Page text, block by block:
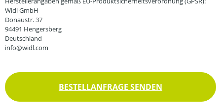
Widl GmbH
Donaustr. 37
94491 Hengersberg
Deutschland
info@widl.com
BESTELLANFRAGE SENDEN